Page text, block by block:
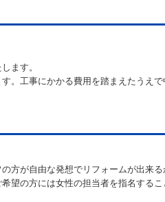
ます。
。工事にかかる費用を踏まえたうえ
方が自由な発想でリフォームが出来
望の方には女性の担当者を指名する